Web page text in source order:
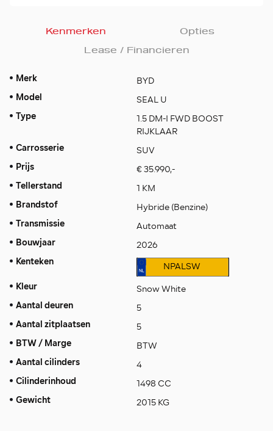
Kenmerken
Opties
Lease / Financieren
Merk BYD
Model SEAL U
Type
1.5 DM-I FWD BOOST
RIJKLAAR
Carrosserie SUV
Prijs € 35.990,-
Tellerstand 1 KM
Brandstof Hybride (Benzine)
Transmissie Automaat
Bouwjaar 2026
Kenteken NPALSW
Kleur Snow White
Aantal deuren 5
Aantal zitplaatsen 5
BTW / Marge BTW
Aantal cilinders 4
Cilinderinhoud 1498 CC
Gewicht 2015 KG